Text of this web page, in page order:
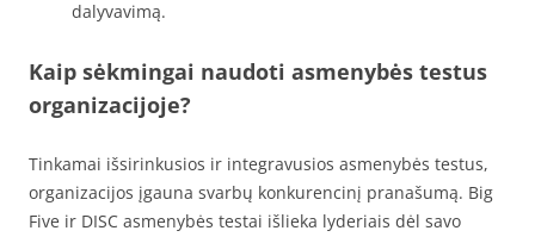
dalyvavimą.
Kaip sėkmingai naudoti asmenybės testus
organizacijoje?
Tinkamai išsirinkusios ir integravusios asmenybės testus,
organizacijos įgauna svarbų konkurencinį pranašumą. Big
Five ir DISC asmenybės testai išlieka lyderiais dėl savo